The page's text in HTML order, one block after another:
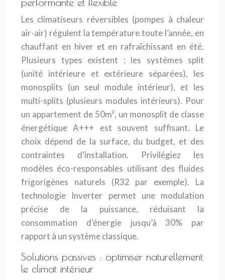
Les climatiseurs réversibles (pompes à chaleur
air-air) régulent la température toute l’année, en
chauffant en hiver et en rafraîchissant en été.
Plusieurs types existent : les systèmes split
(unité intérieure et extérieure séparées), les
monosplits (un seul module intérieur), et les
multi-splits (plusieurs modules intérieurs). Pour
un appartement de 50m², un monosplit de classe
énergétique A+++ est souvent suffisant. Le
choix dépend de la surface, du budget, et des
contraintes d’installation. Privilégiez les
modèles éco-responsables utilisant des fluides
frigorigènes naturels (R32 par exemple). La
technologie Inverter permet une modulation
précise de la puissance, réduisant la
consommation d’énergie jusqu’à 30% par
rapport à un système classique.
Solutions passives : optimiser naturellement
le climat intérieur